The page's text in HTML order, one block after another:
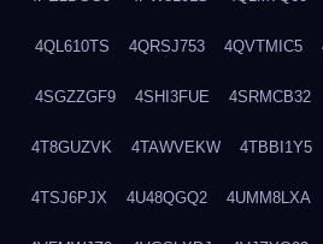
4QL610TS 4QRSJ753 4QVTMIC5
4SGZZGF9 4SHI3FUE 4SRMCB32
4T8GUZVK 4TAWVEKW 4TBBI1Y5
4TSJ6PJX 4U48QGQ2 4UMM8LXA